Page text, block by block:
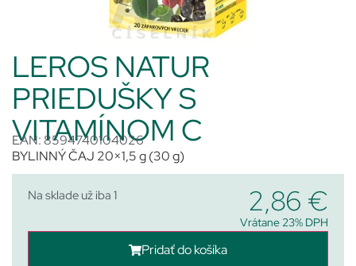
LEROS NATUR
PRIEDUŠKY S
VITAMÍNOM C
EAN: 8594740104026
BYLINNÝ ČAJ 20×1,5 g (30 g)
Na sklade už iba 1 2,86 €
Vrátane 23% DPH
Pridať do košíka